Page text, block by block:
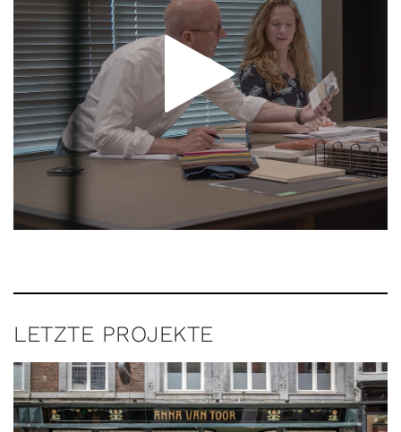
LETZTE PROJEKTE